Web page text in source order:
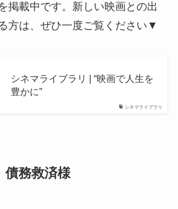
掲載中です。新しい映画との出
方は、ぜひ一度ご覧ください▼
シネマライブラリ
シネマライブラリ | “映画で人生を
豊かに”
債務救済様